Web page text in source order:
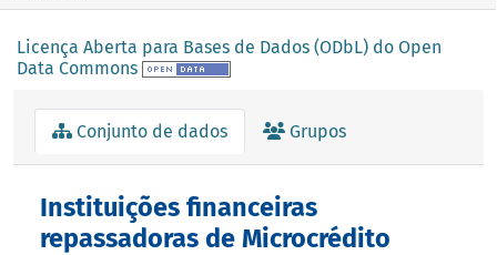
Licença Aberta para Bases de Dados (ODbL) do Open
Data Commons
Conjunto de dados Grupos
Instituições financeiras
repassadoras de Microcrédito